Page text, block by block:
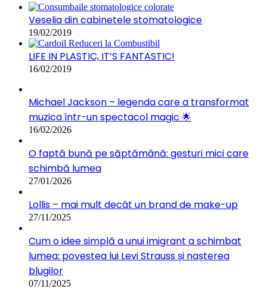
Veselia din cabinetele stomatologice
19/02/2019
LIFE IN PLASTIC, IT’S FANTASTIC!
16/02/2019
Michael Jackson – legenda care a transformat
muzica într-un spectacol magic 🌟
16/02/2026
O faptă bună pe săptămână: gesturi mici care
schimbă lumea
27/01/2026
Lollis – mai mult decât un brand de make-up
27/11/2025
Cum o idee simplă a unui imigrant a schimbat
lumea: povestea lui Levi Strauss și nașterea
blugilor
07/11/2025